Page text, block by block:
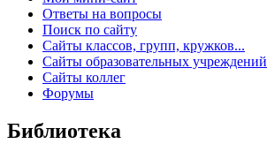
Ответы на вопросы
Поиск по сайту
Сайты классов, групп, кружков...
Сайты образовательных учреждений
Сайты коллег
Форумы
Библиотека